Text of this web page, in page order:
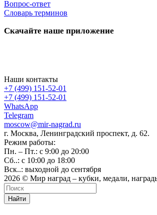
Вопрос-ответ
Словарь терминов
Скачайте наше приложение
Наши контакты
+7 (499) 151-52-01
+7 (499) 151-52-01
WhatsApp
Telegram
moscow@mir-nagrad.ru
г. Москва, Ленинградский проспект, д. 62.
Режим работы:
Пн. – Пт.: с 9:00 до 20:00
Сб..: с 10:00 до 18:00
Вск..: выходной до сентября
2026 © Мир наград – кубки, медали,
Найти